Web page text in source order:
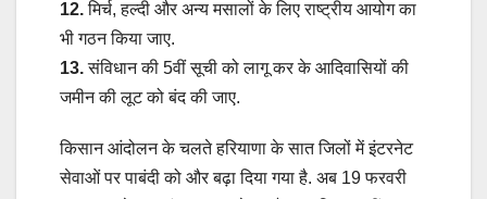
12.मिर्च, हल्दी और अन्य मसालों के लिए राष्ट्रीय आयोग का
भी गठन किया जाए.
13.संविधान की 5वीं सूची को लागू कर के आदिवासियों की
जमीन की लूट को बंद की जाए.
किसान आंदोलन के चलते हरियाणा के सात जिलों में इंटरनेट
सेवाओं पर पाबंदी को और बढ़ा दिया गया है. अब 19 फरवरी